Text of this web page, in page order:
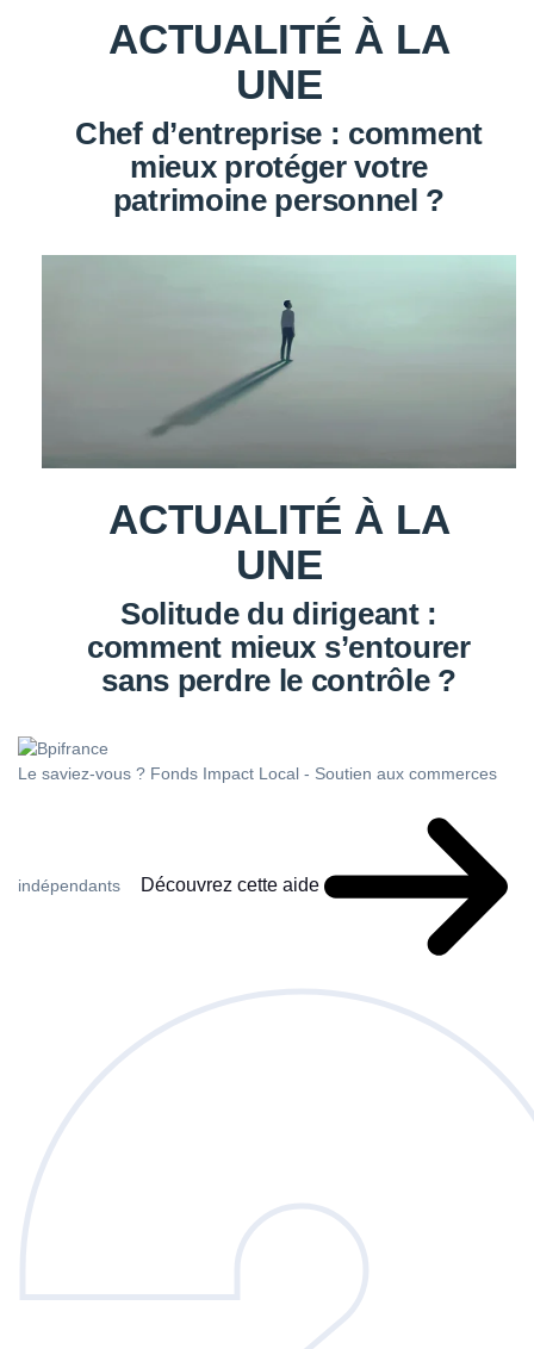
ACTUALITÉ À LA
UNE
Chef d’entreprise : comment
mieux protéger votre
patrimoine personnel ?
ACTUALITÉ À LA
UNE
Solitude du dirigeant :
comment mieux s’entourer
sans perdre le contrôle ?
Le saviez-vous ? Fonds Impact Local - Soutien aux commerces
indépendants Découvrez cette aide